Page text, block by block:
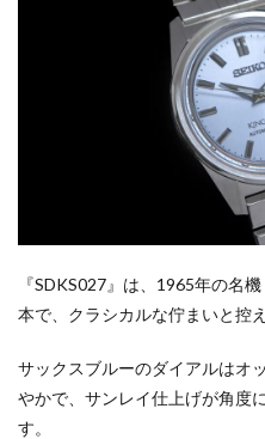
『SDKS027』は、1965年の名
本で、クラシカルな佇まいと控
サックスブルーのダイアルはオ
やかで、サンレイ仕上げが角度
す。